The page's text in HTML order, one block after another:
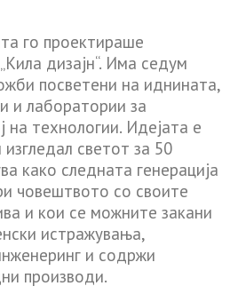
го проектираше
дизајн“. Има седум
посветени на иднината,
и лаборатории за
на технологии. Идејата е
светот за 50
како следната генерација
човештвото со своите
и кои се можните закани
истражувања,
и содржи
производи.